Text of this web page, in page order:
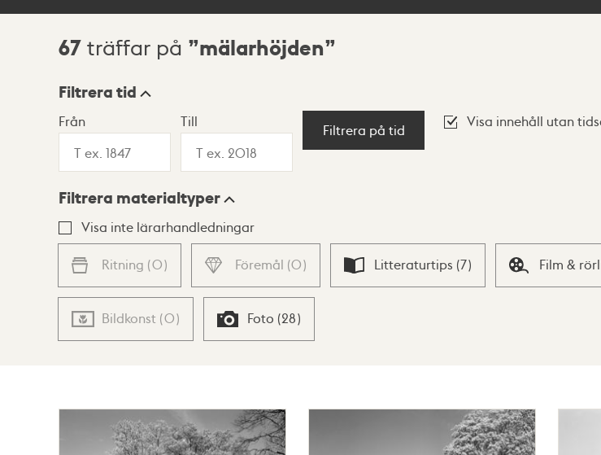
Sökresultat
67 träffar på mälarhöjden
Visningsläge
Lista Karta
Filtrera tid
Från Till
Filtrera på tid
Visa innehåll utan
Filtrera materialtyper
Visa inte lärarhandledningar
Ritning (0) Föremål (0) Litteraturtips (7) Film &
Bildkonst (0) Foto (28)